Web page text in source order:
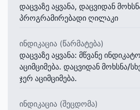
დაცვაზე აყვანა, დაცვიდან
პროგრამირებადი ღილაკი
ინდიკაცია (წარმატება)
დაცვაზე აყვანა: მწვანე
აციმციმება. დაცვიდან მოხსნა/
ჯერ აციმციმება.
ინდიკაცია (შეცდომა)